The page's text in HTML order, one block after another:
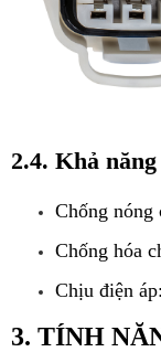
2.4. Khả
Chống nóng
Chống hóa
Chịu điện
3. TÍNH